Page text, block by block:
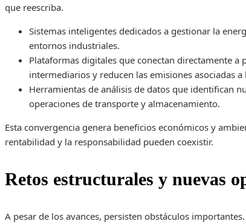
que reescriba.
Sistemas inteligentes dedicados a gestionar la
entornos industriales.
Plataformas digitales que conectan directamente
intermediarios y reducen las emisiones asociadas a
Herramientas de análisis de datos que identifican
operaciones de transporte y almacenamiento.
Esta convergencia genera beneficios económicos y
rentabilidad y la responsabilidad pueden coexistir.
Retos estructurales y nuevas
A pesar de los avances, persisten obstáculos